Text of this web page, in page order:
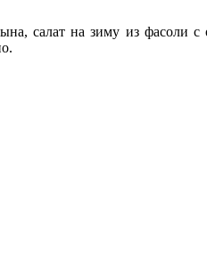
салат на зиму из фасоли с